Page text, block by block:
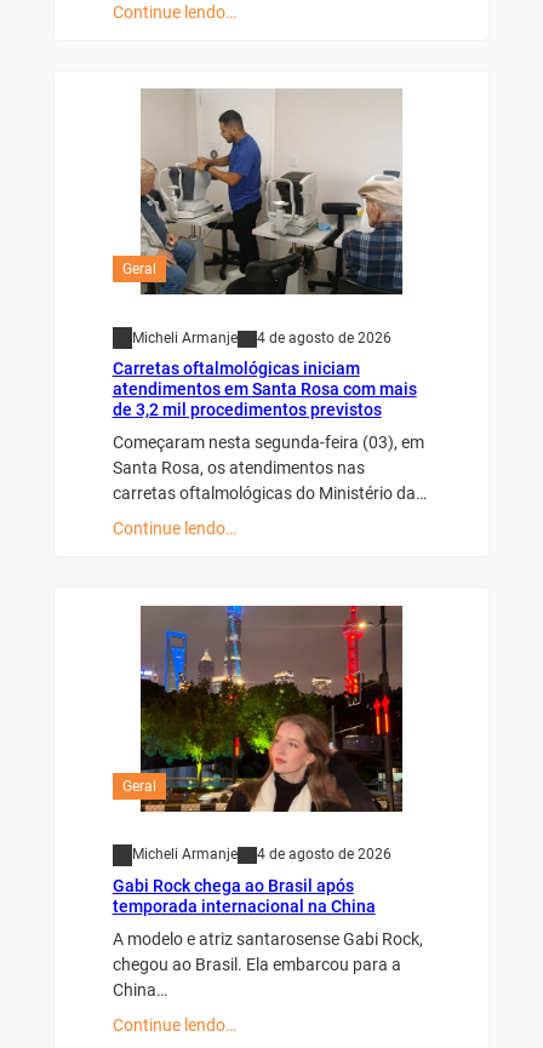
Continue lendo…
Geral
Micheli Armanje 4 de agosto de 2026
Carretas oftalmológicas iniciam
atendimentos em Santa Rosa com mais
de 3,2 mil procedimentos previstos
Começaram nesta segunda-feira (03), em
Santa Rosa, os atendimentos nas
carretas oftalmológicas do Ministério da…
Continue lendo…
Geral
Micheli Armanje 4 de agosto de 2026
Gabi Rock chega ao Brasil após
temporada internacional na China
A modelo e atriz santarosense Gabi Rock,
chegou ao Brasil. Ela embarcou para a
China…
Continue lendo…